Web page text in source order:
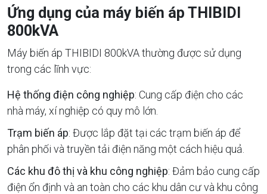
Ứng dụng của máy biến áp THIBIDI
800kVA
Máy biến áp THIBIDI 800kVA thường được sử dụng
trong các lĩnh vực:
Hệ thống điện công nghiệp: Cung cấp điện cho các
nhà máy, xí nghiệp có quy mô lớn.
Trạm biến áp: Được lắp đặt tại các trạm biến áp để
phân phối và truyền tải điện năng một cách hiệu quả.
Các khu đô thị và khu công nghiệp: Đảm bảo cung cấp
điện ổn định và an toàn cho các khu dân cư và khu công